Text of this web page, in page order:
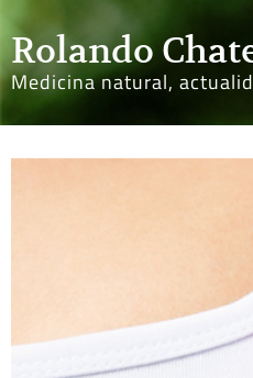
Rolando
Medicina natural,